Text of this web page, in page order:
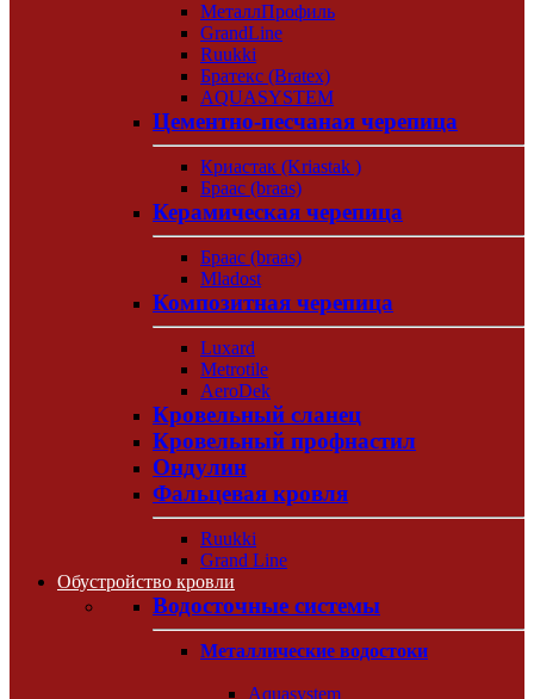
МеталлПрофиль
GrandLine
Ruukki
Братекс (Bratex)
AQUASYSTEM
Цементно-песчаная черепица
Криастак (Kriastak )
Браас (braas)
Керамическая черепица
Браас (braas)
Mladost
Композитная черепица
Luxard
Metrotile
AeroDek
Кровельный сланец
Кровельный профнастил
Ондулин
Фальцевая кровля
Ruukki
Grand Line
Обустройство кровли
Водосточные системы
Металлические водостоки
Aquasystem